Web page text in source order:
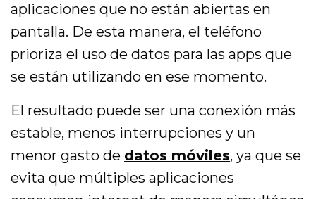
aplicaciones que no están abiertas en
pantalla. De esta manera, el teléfono
prioriza el uso de datos para las apps que
se están utilizando en ese momento.
El resultado puede ser una conexión más
estable, menos interrupciones y un
menor gasto de datos móviles, ya que se
evita que múltiples aplicaciones